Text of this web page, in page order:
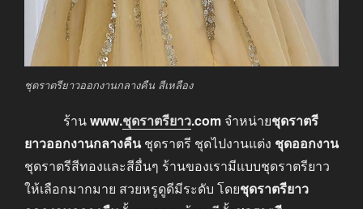
ชุดราตรียาวออกงานกลางคืน สีเหลือง
ร้านwww.ชุดราตรียาว.com จำหน่ายชุดราตรี
ยาวออกงานกลางคืนชุดราตรี ชุดไปงานแต่ง ชุดออกงาน
ชุดราตรีสีทองและสีอื่นๆ ร้านของเรามีแบบชุดราตรียาว
ให้เลือกมากมาย สวยหรูดูดีมีระดับ โดยชุดราตรียาว